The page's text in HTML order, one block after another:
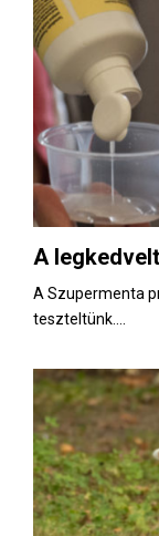
A
A Szupermenta
teszteltünk....